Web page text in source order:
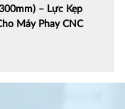
– Lực Kẹp
Máy Phay CNC